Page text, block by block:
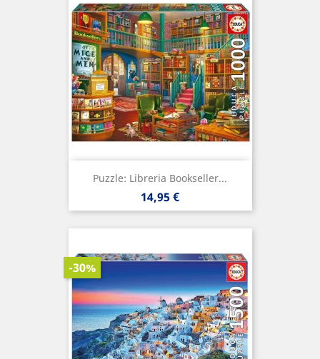
Puzzle: Libreria Bookseller...
Precio
14,95 €
-30%